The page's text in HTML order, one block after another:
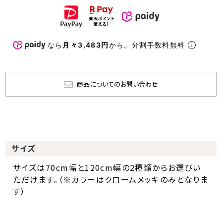
なら 月々3,483円から。分割手数料無料
商品についてのお問い合わせ
サイズ
サイズは70cm幅と120cm幅の2種類からお選びい
ただけます。（※カラーはクロームメッキのみとなりま
す）